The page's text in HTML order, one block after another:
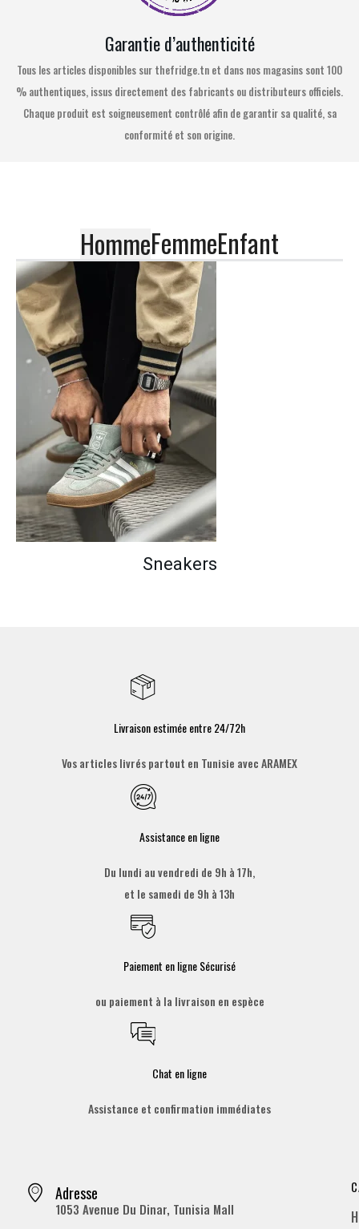
Garantie d’authenticité
Tous les articles disponibles sur thefridge.tn et dans nos magasins sont 100
% authentiques, issus directement des fabricants ou distributeurs officiels.
Chaque produit est soigneusement contrôlé afin de garantir sa qualité, sa
conformité et son origine.
HommeFemmeEnfant
Sneakers
Livraison estimée entre 24/72h
Vos articles livrés partout en Tunisie avec ARAMEX
Assistance en ligne
Du lundi au vendredi de 9h à 17h,
et le samedi de 9h à 13h
Paiement en ligne Sécurisé
ou paiement à la livraison en espèce
Chat en ligne
Assistance et confirmation immédiates
Adresse
1053 Avenue Du Dinar, Tunisia Mall